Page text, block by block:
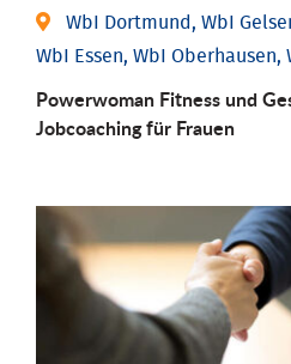
WbI Dortmund, WbI
WbI Essen, WbI Oberhausen,
Powerwoman Fitness und
Job­coaching für Frauen